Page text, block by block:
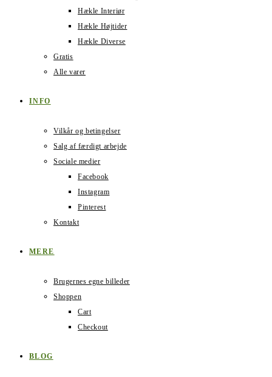
Hækle Interiør
Hækle Højtider
Hækle Diverse
Gratis
Alle varer
INFO
Vilkår og betingelser
Salg af færdigt arbejde
Sociale medier
Facebook
Instagram
Pinterest
Kontakt
MERE
Brugernes egne billeder
Shoppen
Cart
Checkout
BLOG